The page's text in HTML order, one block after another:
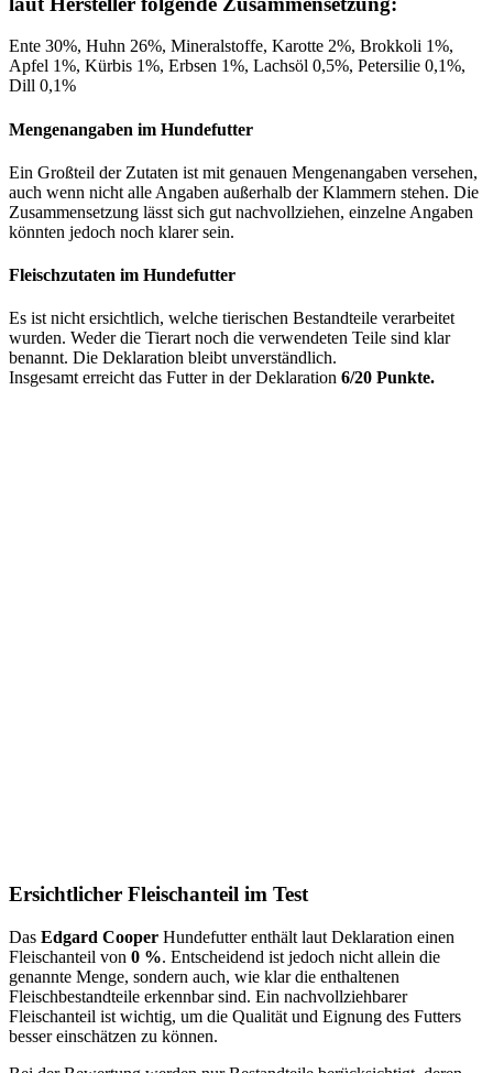
Ente 30%, Huhn 26%, Mineralstoffe, Karotte 2%, Brokkoli 1%,
Apfel 1%, Kürbis 1%, Erbsen 1%, Lachsöl 0,5%, Petersilie 0,1%,
Dill 0,1%
Mengenangaben im Hundefutter
Ein Großteil der Zutaten ist mit genauen Mengenangaben versehen,
auch wenn nicht alle Angaben außerhalb der Klammern stehen. Die
Zusammensetzung lässt sich gut nachvollziehen, einzelne Angaben
könnten jedoch noch klarer sein.
Fleischzutaten im Hundefutter
Es ist nicht ersichtlich, welche tierischen Bestandteile verarbeitet
wurden. Weder die Tierart noch die verwendeten Teile sind klar
benannt. Die Deklaration bleibt unverständlich.
Insgesamt erreicht das Futter in der Deklaration 6/20 Punkte.
Ersichtlicher Fleischanteil im Test
Das Edgard Cooper Hundefutter enthält laut Deklaration einen
Fleischanteil von 0 %. Entscheidend ist jedoch nicht allein die
genannte Menge, sondern auch, wie klar die enthaltenen
Fleischbestandteile erkennbar sind. Ein nachvollziehbarer
Fleischanteil ist wichtig, um die Qualität und Eignung des Futters
besser einschätzen zu können.